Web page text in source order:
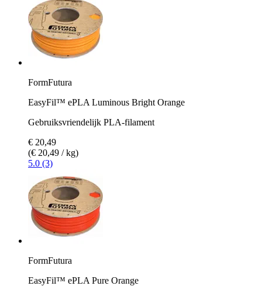
FormFutura
EasyFil™ ePLA Luminous Bright Orange
Gebruiksvriendelijk PLA-filament
€ 20,49
(€ 20,49 / kg)
5.0 (3)
FormFutura
EasyFil™ ePLA Pure Orange